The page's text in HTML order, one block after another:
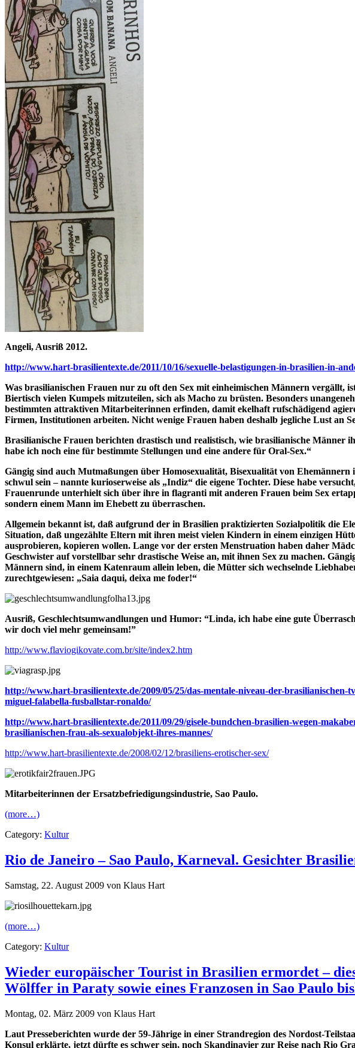
Angeli, Ausriß 2012.
http://www.hart-brasilientexte.de/2011/10/16/sexuelle-belastigungen-in-brasilien-in-
Was brasilianischen Frauen nur zu oft den Sex mit einheimischen Männern vergällt,
Biertisch vielen Kumpels mitzuteilen, sich als Macho zu brüsten. Besonders
bestimmten attraktiven Mitarbeiterinnen erfinden, damit ekelhaft rufschädigend
Firmen, Institutionen arbeiten. Nicht wenige Frauen haben deshalb jegliche Lust an
Brasilianische Frauen berichten drastisch und realistisch, wie brasilianische Männer
habe ich noch eine für bestimmte Stellungen und eine andere für Oral-Sex.“
Gängig sind auch Mutmaßungen über Homosexualität, Bisexualität von
schwul sein – nannte kurioserweise als „Indiz“ die eigene Tochter. Diese habe
Frauenrunde unterhielt sich über ihre in flagranti mit anderen Frauen beim Sex
sondern einem Mann im Ehebett zu überraschen.
Allgemein bekannt ist, daß aufgrund der in Brasilien praktizierten Sozialpolitik die
Situation, daß ungezählte Eltern mit ihren meist vielen Kindern in einem einzigen
ausprobieren, kopieren wollen. Lange vor der ersten Menstruation haben daher
Geschwister auf vorstellbar sehr drastische Weise an, mit ihnen Sex zu machen.
Männern sind, in einem Katenraum allein leben, die Mütter sich wechselnde
zurechtgewiesen: „Saia daqui, deixa me foder!“
Ausriß, Geschlechtsumwandlungen und Humor: “Linda, ich habe eine gute
wir doch viel mehr gemeinsam!”
http://www.flaviogikovate.com.br/site/index2.htm
http://www.hart-brasilientexte.de/2009/05/25/das-mentale-niveau-der-
miguel-falabella-fusballstar-ronaldo/
http://www.hart-brasilientexte.de/2011/09/29/gisele-bundchen-brasilien-wegen-
brasilianischen-frau-als-sexualobjekt-ihres-mannes/
http://www.hart-brasilientexte.de/2008/02/12/brasiliens-erotischer-sex/
Mitarbeiterinnen der Ersatzbefriedigungsindustrie, Sao Paulo.
(more…)
Category: Kultur
Rio de Janeiro – Sao Paulo, Karneval. Gesichter
Samstag, 22. August 2009 von Klaus Hart
(more…)
Category: Kultur
Wieder europäischer Tourist in Brasilien ermordet –
Wölffer in Paraty sowie eines Franzosen in Sao Paulo
Montag, 02. März 2009 von Klaus Hart
Laut Presseberichten wurde der 59-Jährige in einer Strandregion des Nordost-
Konsul erklärte, jetzt dürfte es schwer sein, noch Skandinavier zur Reise nach Rio